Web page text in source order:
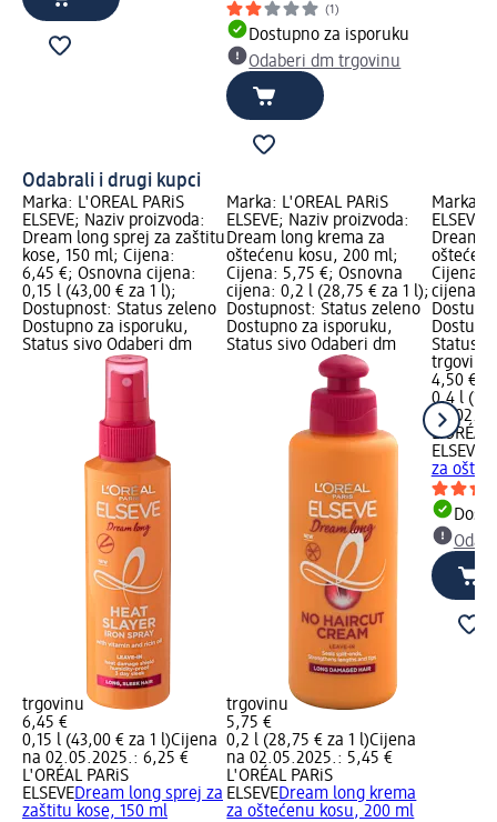
(1)
Dostupno za isporuku
Odaberi dm trgovinu
Odabrali i drugi kupci
Marka: L'ORÉAL PARiS
ELSEVE; Naziv proizvoda:
Dream long sprej za zaštitu
kose, 150 ml; Cijena:
6,45 €; Osnovna cijena:
0,15 l (43,00 € za 1 l);
Dostupnost: Status zeleno
Dostupno za isporuku,
Status sivo Odaberi dm
trgovinu
6,45 €
0,15 l (43,00 € za 1 l)Cijena
na 02.05.2025.: 6,25 €
L'ORÉAL PARiS
ELSEVEDream long sprej za
zaštitu kose, 150 ml
Marka: L'ORÉAL PARiS
ELSEVE; Naziv proizvoda:
Dream long krema za
oštećenu kosu, 200 ml;
Cijena: 5,75 €; Osnovna
cijena: 0,2 l (28,75 € za 1 l);
Dostupnost: Status zeleno
Dostupno za isporuku,
Status sivo Odaberi dm
trgovinu
5,75 €
0,2 l (28,75 € za 1 l)Cijena
na 02.05.2025.: 5,45 €
L'ORÉAL PARiS
ELSEVEDream long krema
za oštećenu kosu, 200 ml
Marka:
Dream
Cijena:
cijena:
Status
trgovinu
4,50 €
0,4 l
na
L'ORÉAL
ELSEVE
za